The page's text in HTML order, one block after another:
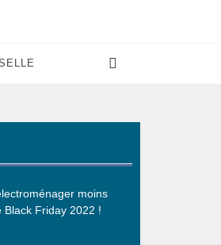
moins
Black Friday 2022 !